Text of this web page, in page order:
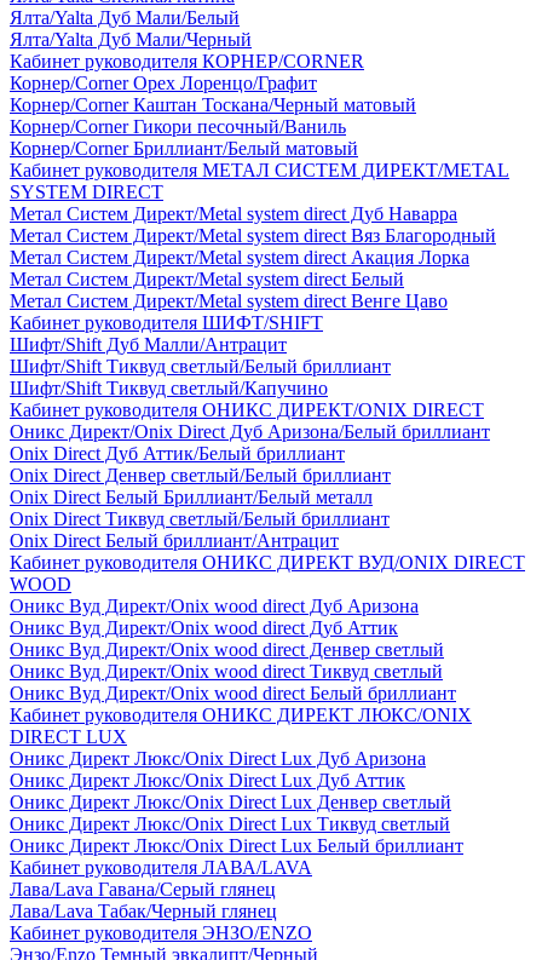
Ялта/Yalta Дуб Мали/Белый
Ялта/Yalta Дуб Мали/Черный
Кабинет руководителя КОРНЕР/CORNER
Корнер/Corner Орех Лоренцо/Графит
Корнер/Corner Каштан Тоскана/Черный матовый
Корнер/Corner Гикори песочный/Ваниль
Корнер/Corner Бриллиант/Белый матовый
Кабинет руководителя МЕТАЛ СИСТЕМ ДИРЕКТ/METAL
SYSTEM DIRECT
Метал Систем Директ/Metal system direct Дуб Наварра
Метал Систем Директ/Metal system direct Вяз Благородный
Метал Систем Директ/Metal system direct Акация Лорка
Метал Систем Директ/Metal system direct Белый
Метал Систем Директ/Metal system direct Венге Цаво
Кабинет руководителя ШИФТ/SHIFT
Шифт/Shift Дуб Малли/Антрацит
Шифт/Shift Тиквуд светлый/Белый бриллиант
Шифт/Shift Тиквуд светлый/Капучино
Кабинет руководителя ОНИКС ДИРЕКТ/ONIX DIRECT
Оникс Директ/Onix Direct Дуб Аризона/Белый бриллиант
Onix Direct Дуб Аттик/Белый бриллиант
Onix Direct Денвер светлый/Белый бриллиант
Onix Direct Белый Бриллиант/Белый металл
Onix Direct Тиквуд светлый/Белый бриллиант
Onix Direct Белый бриллиант/Антрацит
Кабинет руководителя ОНИКС ДИРЕКТ ВУД/ONIX DIRECT
WOOD
Оникс Вуд Директ/Onix wood direct Дуб Аризона
Оникс Вуд Директ/Onix wood direct Дуб Аттик
Оникс Вуд Директ/Onix wood direct Денвер светлый
Оникс Вуд Директ/Onix wood direct Тиквуд светлый
Оникс Вуд Директ/Onix wood direct Белый бриллиант
Кабинет руководителя ОНИКС ДИРЕКТ ЛЮКС/ONIX
DIRECT LUX
Оникс Директ Люкс/Onix Direct Lux Дуб Аризона
Оникс Директ Люкс/Onix Direct Lux Дуб Аттик
Оникс Директ Люкс/Onix Direct Lux Денвер светлый
Оникс Директ Люкс/Onix Direct Lux Тиквуд светлый
Оникс Директ Люкс/Onix Direct Lux Белый бриллиант
Кабинет руководителя ЛАВА/LAVA
Лава/Lava Гавана/Серый глянец
Лава/Lava Табак/Черный глянец
Кабинет руководителя ЭНЗО/ENZO
Энзо/Enzo Темный эвкалипт/Черный